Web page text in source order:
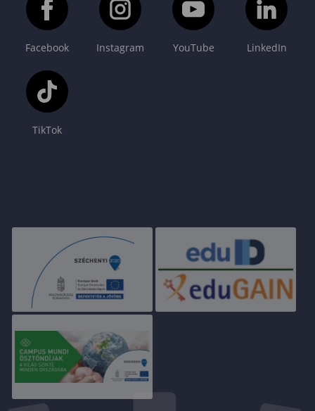
Facebook Instagram YouTube LinkedIn
TikTok